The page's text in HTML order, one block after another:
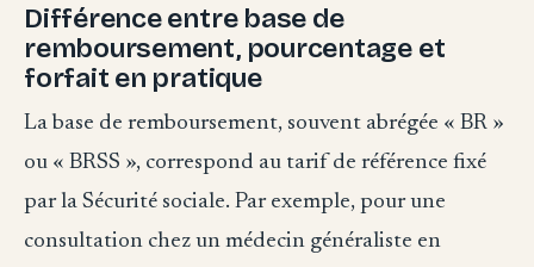
Différence entre base de
remboursement, pourcentage et
forfait en pratique
La base de remboursement, souvent abrégée « BR »
ou « BRSS », correspond au tarif de référence fixé
par la Sécurité sociale. Par exemple, pour une
consultation chez un médecin généraliste en